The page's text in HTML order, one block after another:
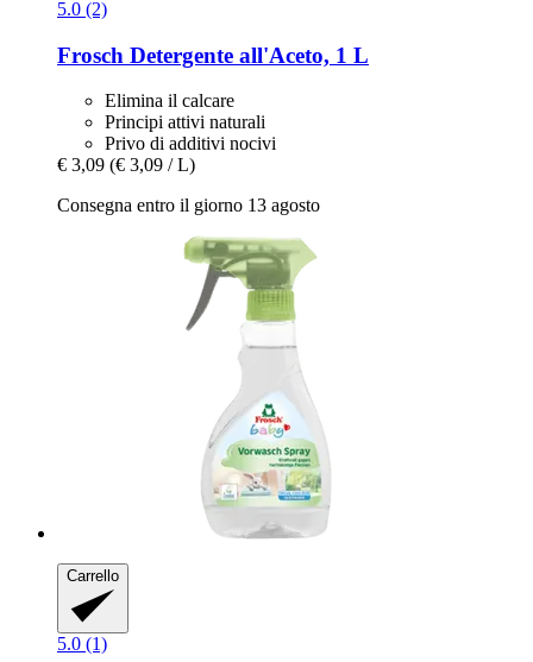
5.0 (2)
Frosch Detergente all'Aceto, 1 L
Elimina il calcare
Principi attivi naturali
Privo di additivi nocivi
€ 3,09 (€ 3,09 / L)
Consegna entro il giorno 13 agosto
Carrello
5.0 (1)